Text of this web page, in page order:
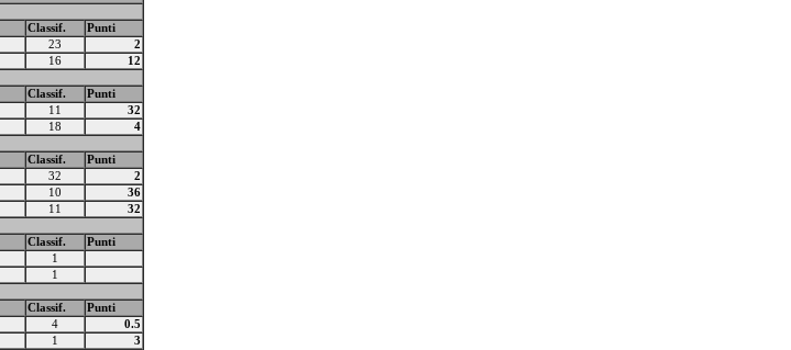
Classif.
Punti
23
2
16
12
Classif.
Punti
11
32
18
4
Classif.
Punti
32
2
10
36
11
32
Classif.
Punti
1
1
Classif.
Punti
4
0.5
1
3